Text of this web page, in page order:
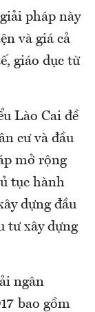
pháp này
và giá cả
giáo dục từ
Lào Cai đề
cư và đầu
mở rộng
tục hành
dựng đầu
tư xây dựng
ngân
bao gồm